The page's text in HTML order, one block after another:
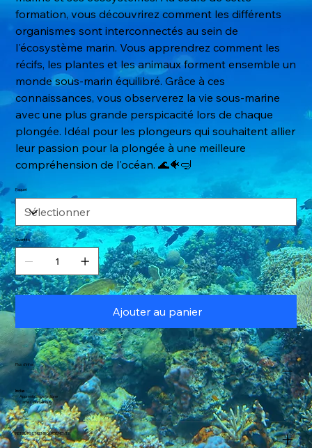
formation, vous découvrirez comment les différents
organismes sont interconnectés au sein de
l'écosystème marin. Vous apprendrez comment les
récifs, les plantes et les animaux forment ensemble un
monde sous-marin équilibré. Grâce à ces
connaissances, vous observerez la vie sous-marine
avec une plus grande perspicacité lors de chaque
plongée. Idéal pour les plongeurs qui souhaitent allier
leur passion pour la plongée à une meilleure
compréhension de l'océan. 🌊🐠🤿
Paquet
Quantité
Ajouter au panier
Plus d'infos
Inclus :
✅ Apprentissage en ligne
✅ Carte C numérique
RETOURS ET REMBOURSEMENTS